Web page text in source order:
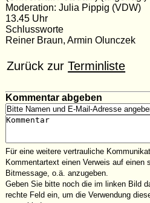
Moderation: Julia Pippig (VDW)
13.45 Uhr
Schlussworte
Reiner Braun, Armin Olunczek
Zurück zurTerminliste
Kommentar abgeben
Für eine weitere vertrauliche
Kommentartext einen Verweis auf einen
Bitmessage, o.ä. anzugeben.
Geben Sie bitte noch die im linken Bild
rechte Feld ein, um die Verwendung